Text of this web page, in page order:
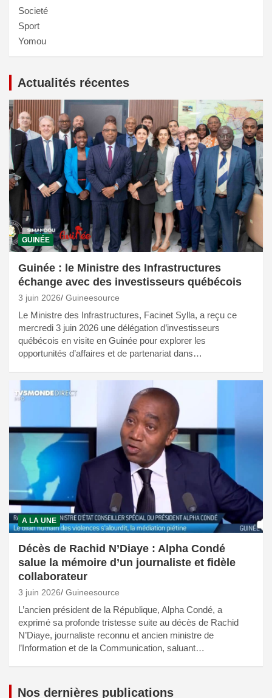
Societé
Sport
Yomou
Actualités récentes
GUINÉE
Guinée : le Ministre des Infrastructures
échange avec des investisseurs québécois
3 juin 2026 Guineesource
Le Ministre des Infrastructures, Facinet Sylla, a reçu ce
mercredi 3 juin 2026 une délégation d’investisseurs
québécois en visite en Guinée pour explorer les
opportunités d’affaires et de partenariat dans…
A LA UNE
Décès de Rachid N’Diaye : Alpha Condé
salue la mémoire d’un journaliste et fidèle
collaborateur
3 juin 2026 Guineesource
L’ancien président de la République, Alpha Condé, a
exprimé sa profonde tristesse suite au décès de Rachid
N’Diaye, journaliste reconnu et ancien ministre de
l’Information et de la Communication, saluant…
Nos dernières publications